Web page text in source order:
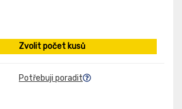
Zvolit počet kusů
Potřebuji poradit